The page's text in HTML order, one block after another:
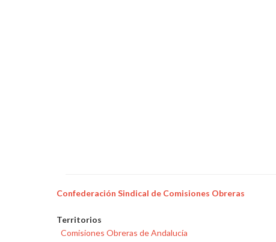
Confederación Sindical de Comisiones Obreras
Territorios
Comisiones Obreras de Andalucía